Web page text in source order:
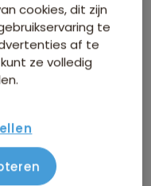
cookies, dit zijn
te
af te
ze volledig